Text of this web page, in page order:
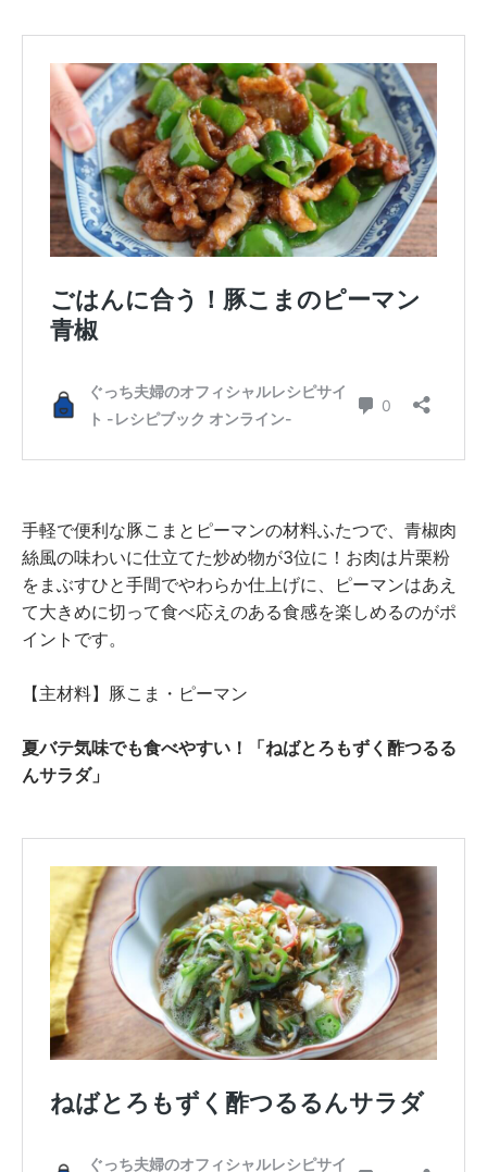
手軽で便利な豚こまとピーマンの材料ふたつで、青椒肉
絲風の味わいに仕立てた炒め物が3位に！お肉は片栗粉
をまぶすひと手間でやわらか仕上げに、ピーマンはあえ
て大きめに切って食べ応えのある食感を楽しめるのがポ
イントです。
【主材料】豚こま・ピーマン
夏バテ気味でも食べやすい！「ねばとろもずく酢つるる
んサラダ」